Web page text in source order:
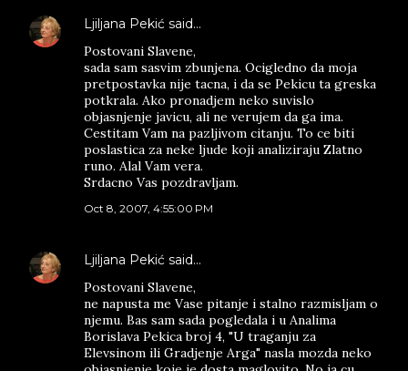
Ljiljana Pekić said…
Postovani Slavene,
sada sam sasvim zbunjena. Ocigledno da moja
pretpostavka nije tacna, i da se Pekicu ta greska
potkrala. Ako pronadjem neko suvislo
objasnjenje javicu, ali ne verujem da ga ima.
Cestitam Vam na pazljivom citanju. To ce biti
poslastica za neke ljude koji analiziraju Zlatno
runo. Alal Vam vera.
Srdacno Vas pozdravljam.
Oct 8, 2007, 4:55:00 PM
Ljiljana Pekić said…
Postovani Slavene,
ne napusta me Vase pitanje i stalno razmisljam o
njemu. Bas sam sada pogledala i u Analima
Borislava Pekica broj 4, "U traganju za
Elevsinom ili Gradjenje Arga" nasla mozda neko